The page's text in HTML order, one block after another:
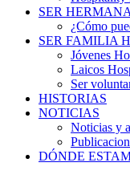
SER
¿Cómo
SER FAMILIA
Jóvenes
Laicos
Ser
HISTORIAS
NOTICIAS
Noticias y
DÓNDE